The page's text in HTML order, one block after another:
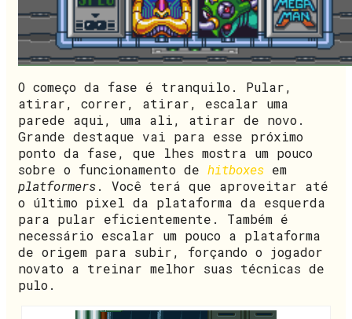
O começo da fase é tranquilo. Pular,
atirar, correr, atirar, escalar uma
parede aqui, uma ali, atirar de novo.
Grande destaque vai para esse próximo
ponto da fase, que lhes mostra um pouco
sobre o funcionamento de hitboxes em
platformers. Você terá que aproveitar até
o último pixel da plataforma da esquerda
para pular eficientemente. Também é
necessário escalar um pouco a plataforma
de origem para subir, forçando o jogador
novato a treinar melhor suas técnicas de
pulo.